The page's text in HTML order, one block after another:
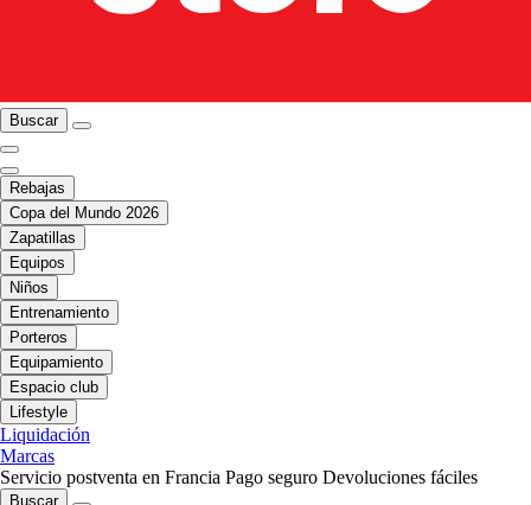
Buscar
Rebajas
Copa del Mundo 2026
Zapatillas
Equipos
Niños
Entrenamiento
Porteros
Equipamiento
Espacio club
Lifestyle
Liquidación
Marcas
Servicio postventa en Francia Pago seguro Devoluciones fáciles
Buscar